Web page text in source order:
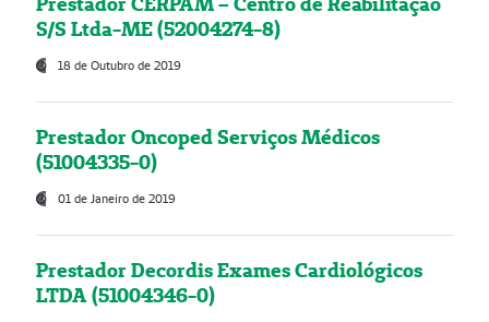
S/S Ltda-ME (52004274-8)
18 de Outubro de 2019
Prestador Oncoped Serviços Médicos
(51004335-0)
01 de Janeiro de 2019
Prestador Decordis Exames Cardiológicos
LTDA (51004346-0)